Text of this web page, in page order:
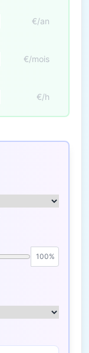
€/an
€/mois
€/h
100%